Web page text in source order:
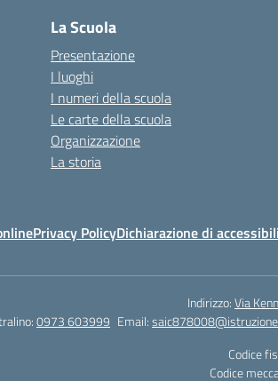
La Scuola
Presentazione
I luoghi
I numeri della scuola
Le carte della scuola
Organizzazione
La storia
Privacy PolicyDichiarazione di
Indirizzo:Via
0973 603999 Email:
Codice
Codice